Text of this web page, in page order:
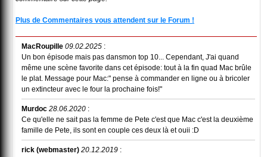
Plus de Commentaires vous attendent sur le Forum !
MacRoupille 09.02.2025 :
Un bon épisode mais pas dansmon top 10... Cependant, J'ai quand
même une scène favorite dans cet épisode: tout à la fin quad Mac brûle
le plat. Message pour Mac:" pense à commander en ligne ou à bricoler
un extincteur avec le four la prochaine fois!"
Murdoc 28.06.2020 :
Ce qu'elle ne sait pas la femme de Pete c'est que Mac c'est la deuxième
famille de Pete, ils sont en couple ces deux là et ouii :D
rick (webmaster) 20.12.2019 :